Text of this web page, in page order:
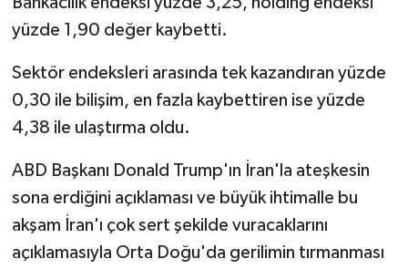
yüzde 1,90 değer kaybetti.
Sektör endeksleri arasında tek kazandıran yüzde
0,30 ile bilişim, en fazla kaybettiren ise yüzde
4,38 ile ulaştırma oldu.
ABD Başkanı Donald Trump'ın İran'la ateşkesin
sona erdiğini açıklaması ve büyük ihtimalle bu
akşam İran'ı çok sert şekilde vuracaklarını
açıklamasıyla Orta Doğu'da gerilimin tırmanması